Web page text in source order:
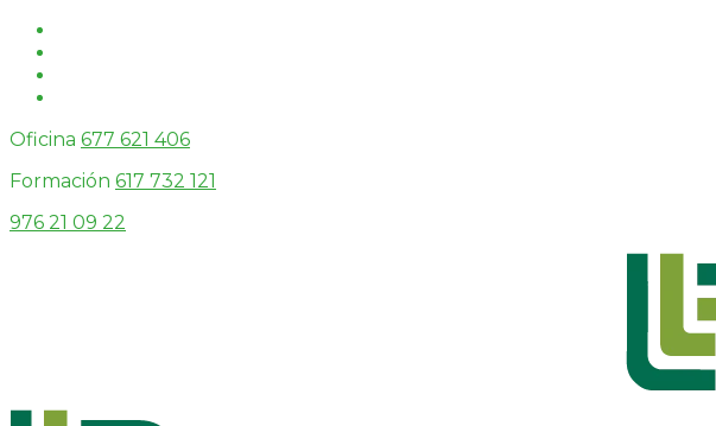
Oficina 677 621 406
Formación 617 732 121
976 21 09 22